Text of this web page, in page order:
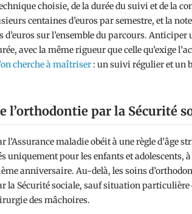
choisie, de la durée du suivi et de la
centaines d’euros par semestre, et la
sur l’ensemble du parcours. Anticiper
avec la même rigueur que celle qu’exige
cherche à maîtriser: un suivi régulier et un
l’orthodontie par la Sécurité
l’Assurance maladie obéit à une règle d’âge
uniquement pour les enfants et adolescents,
anniversaire. Au-delà, les soins
la Sécurité sociale, sauf situation particulière
des mâchoires.